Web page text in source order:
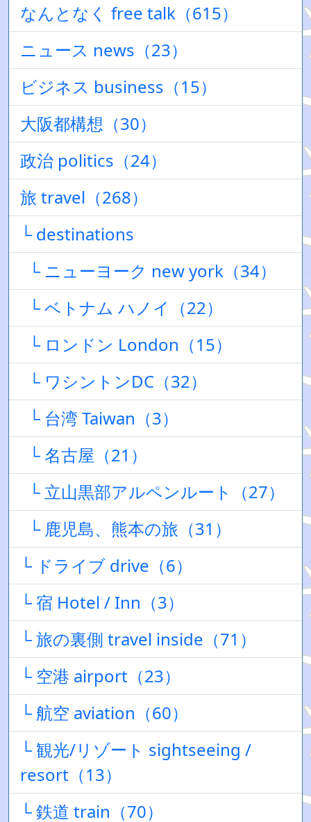
なんとなく free talk（615）
ニュース news（23）
ビジネス business（15）
大阪都構想（30）
政治 politics（24）
旅 travel（268）
└ destinations
└ ニューヨーク new york（34）
└ ベトナム ハノイ（22）
└ ロンドン London（15）
└ ワシントンDC（32）
└ 台湾 Taiwan（3）
└ 名古屋（21）
└ 立山黒部アルペンルート（27）
└ 鹿児島、熊本の旅（31）
└ ドライブ drive（6）
└ 宿 Hotel / Inn（3）
└ 旅の裏側 travel inside（71）
└ 空港 airport（23）
└ 航空 aviation（60）
└ 観光/リゾート sightseeing /
resort（13）
└ 鉄道 train（70）